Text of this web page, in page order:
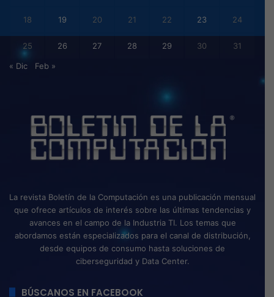
18 19 20 21 22 23 24
25 26 27 28 29 30 31
« Dic Feb »
La revista Boletín de la Computación es una publicación mensual
que ofrece artículos de interés sobre las últimas tendencias y
avances en el campo de la Industria TI. Los temas que
abordamos están especializados para el canal de distribución,
desde equipos de consumo hasta soluciones de
ciberseguridad y Data Center.
BÚSCANOS EN FACEBOOK